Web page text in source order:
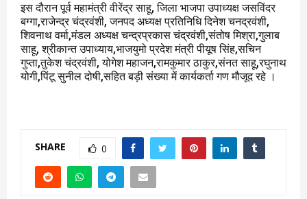
इस दौरान पूर्व महामंत्री वीरेंद्र साहू, जिला भाजपा उपाध्यक्ष जसविंदर
बग्गा,राजेन्द्र चंद्रवंशी, जनपद अध्यक्ष प्रतिनिधि दिनेश चनद्रवंशी,
शिवनाथ वर्मा,मंडल अध्यक्ष चन्द्रप्रकास चंद्रवंशी,संतोष मिश्रा,गुलाब
साहू, श्रीकान्त उपाध्याय,भाजयुमो प्रदेश मंत्री पीयूष सिंह,सचिन
गुप्ता,तुकेश चंद्रवंशी, योगेश महाजन,रामकुमार ठाकुर,संनत साहू,रघुनाथ
योगी,पिंटू सुनील दोषी,सहित बड़ी संख्या में कार्यकर्ता गण मौजूद रहे ।
SHARE 0